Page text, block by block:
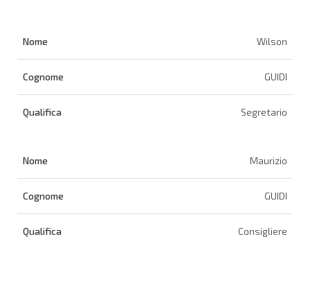
Wilson
GUIDI
Segretario
Maurizio
GUIDI
Consigliere